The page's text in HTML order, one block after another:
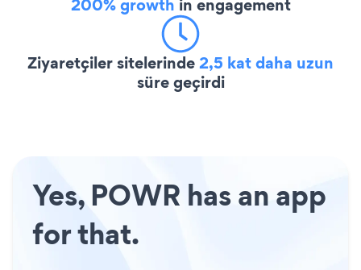
200% growth in engagement
Ziyaretçiler sitelerinde2,5 kat daha uzun
süre geçirdi
Yes, POWR has an app
for that.